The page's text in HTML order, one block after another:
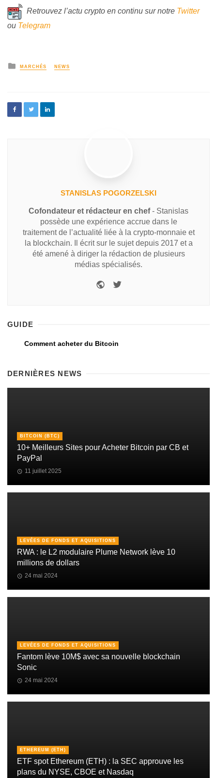
Retrouvez l’actu crypto en continu sur notre Twitter
ou Telegram
MARCHÉS NEWS
STANISLAS POGORZELSKI
Cofondateur et rédacteur en chef- Stanislas
possède une expérience accrue dans le
traitement de l’actualité liée à la crypto-monnaie et
la blockchain. Il écrit sur le sujet depuis 2017 et a
été amené à diriger la rédaction de plusieurs
médias spécialisés.
GUIDE
Comment acheter du Bitcoin
DERNIÈRES NEWS
BITCOIN (BTC)
10+ Meilleurs Sites pour Acheter Bitcoin par CB et
PayPal
11 juillet 2025
LEVÉES DE FONDS ET AQUISITIONS
RWA : le L2 modulaire Plume Network lève 10
millions de dollars
24 mai 2024
LEVÉES DE FONDS ET AQUISITIONS
Fantom lève 10M$ avec sa nouvelle blockchain
Sonic
24 mai 2024
ETHEREUM (ETH)
ETF spot Ethereum (ETH) : la SEC approuve les
plans du NYSE, CBOE et Nasdaq